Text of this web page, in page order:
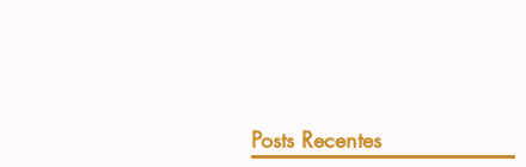
Posts Recentes